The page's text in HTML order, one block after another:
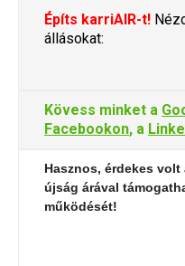
Építs karriAIR-t!
állásokat:
Kövess minket a
Facebookon, a
Hasznos, érdekes
újság árával
működését!